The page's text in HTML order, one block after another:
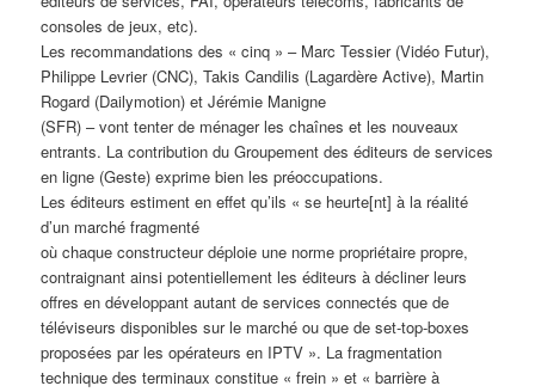
consoles de jeux, etc).
Les recommandations des « cinq » – Marc Tessier (Vidéo Futur),
Philippe Levrier (CNC), Takis Candilis (Lagardère Active), Martin
Rogard (Dailymotion) et Jérémie Manigne
(SFR) – vont tenter de ménager les chaînes et les nouveaux
entrants. La contribution du Groupement des éditeurs de services
en ligne (Geste) exprime bien les préoccupations.
Les éditeurs estiment en effet qu’ils « se heurte[nt] à la réalité
d’un marché fragmenté
où chaque constructeur déploie une norme propriétaire propre,
contraignant ainsi potentiellement les éditeurs à décliner leurs
offres en développant autant de services connectés que de
téléviseurs disponibles sur le marché ou que de set-top-boxes
proposées par les opérateurs en IPTV ». La fragmentation
technique des terminaux constitue « frein » et « barrière à